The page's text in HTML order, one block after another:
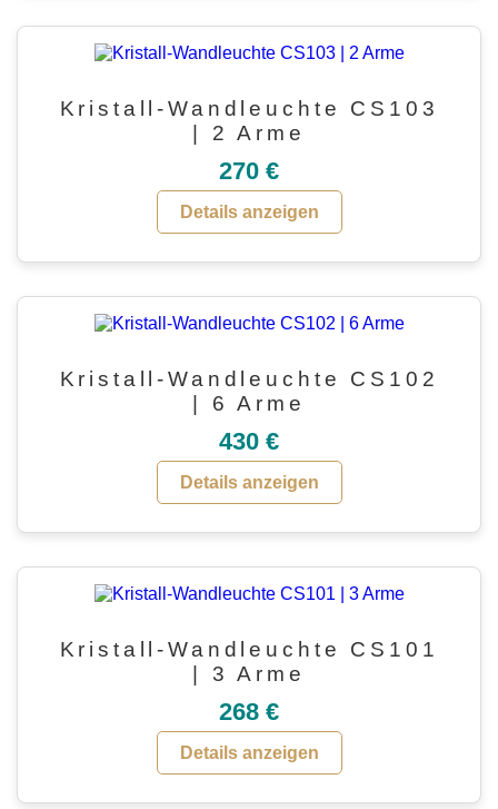
Kristall-Wandleuchte CS103
| 2 Arme
270 €
Details anzeigen
Kristall-Wandleuchte CS102
| 6 Arme
430 €
Details anzeigen
Kristall-Wandleuchte CS101
| 3 Arme
268 €
Details anzeigen